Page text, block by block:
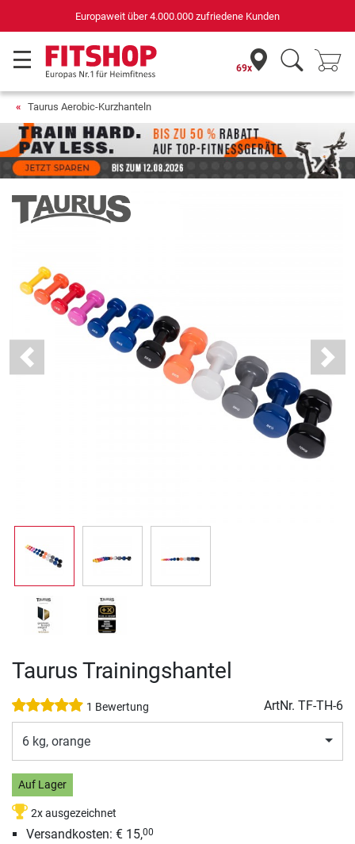
für Sportgeräte (n-tv+DISQ 2016-2024)
69x
Taurus Aerobic-Kurzhanteln
Previous Next
Taurus Trainingshantel
1 Bewertung ArtNr. TF-TH-6
6 kg, orange
Auf Lager
2x ausgezeichnet
Versandkosten: € 15,00